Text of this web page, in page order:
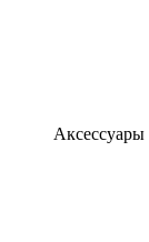
Аксессуары